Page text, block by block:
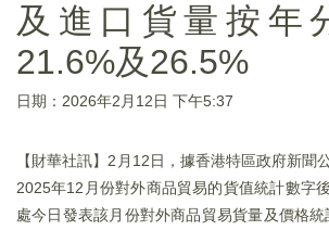
及進口貨量按年
21.6%及26.5%​
日期：2026年2月12日 下午5:37
【財華社訊】2月12日，據香港特區政府新聞
2025年12月份對外商品貿易的貨值統計數字
處今日發表該月份對外商品貿易貨量及價格